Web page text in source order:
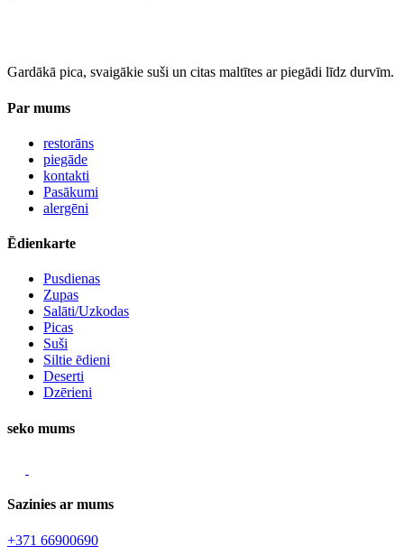
Gardākā pica, svaigākie suši un citas maltītes ar piegādi līdz durvīm.
Par mums
restorāns
piegāde
kontakti
Pasākumi
alergēni
Ēdienkarte
Pusdienas
Zupas
Salāti/Uzkodas
Picas
Suši
Siltie ēdieni
Deserti
Dzērieni
seko mums
Sazinies ar mums
+371 66900690